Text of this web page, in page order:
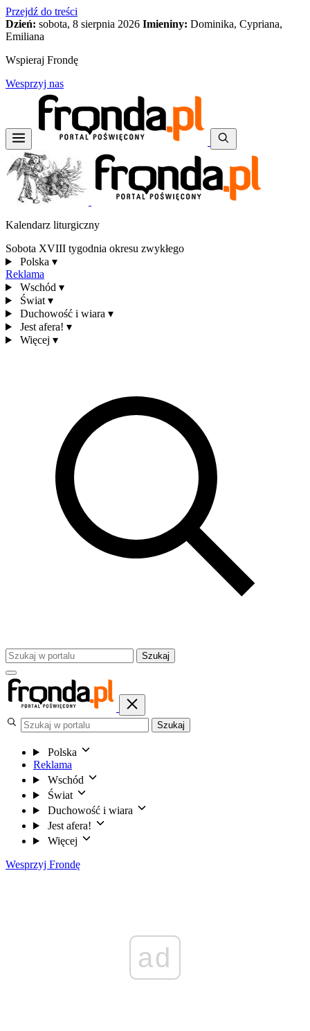
Przejdź do treści
Dzień: sobota, 8 sierpnia 2026 Imieniny: Dominika, Cypriana,
Emiliana
Wspieraj Frondę
Wesprzyj nas
Kalendarz liturgiczny
Sobota XVIII tygodnia okresu zwykłego
Polska ▾
Reklama
Wschód ▾
Świat ▾
Duchowość i wiara ▾
Jest afera! ▾
Więcej ▾
Szukaj
Szukaj
Polska
Reklama
Wschód
Świat
Duchowość i wiara
Jest afera!
Więcej
Wesprzyj Frondę
ad